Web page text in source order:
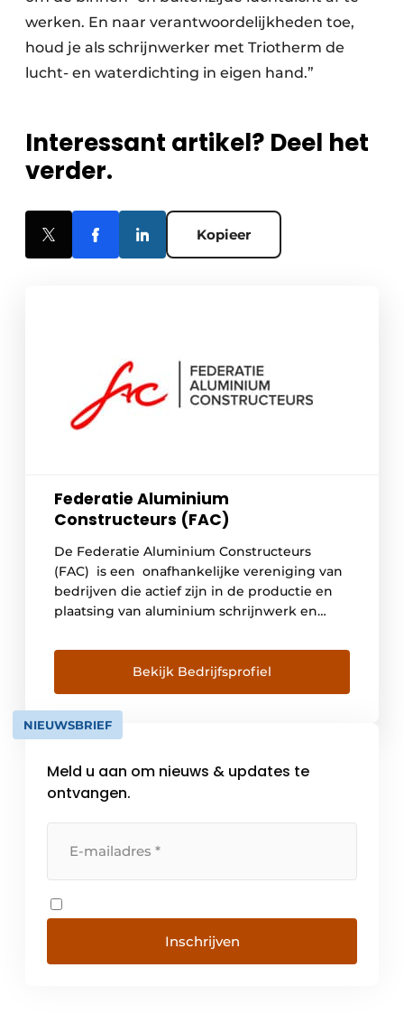
werken. En naar verantwoordelijkheden toe,
houd je als schrijnwerker met Triotherm de
lucht- en waterdichting in eigen hand.”
Interessant artikel? Deel het
verder.
Kopieer
Federatie Aluminium
Constructeurs (FAC)
De Federatie Aluminium Constructeurs
(FAC) is een onafhankelijke vereniging van
bedrijven die actief zijn in de productie en
plaatsing van aluminium schrijnwerk en
constructeurs die het FAC-keurmerk hebben
behaald en dus de hoogste
kwaliteitsnormen hanteren. Door het
bevorderen van een nauwe samenwerking
tussen haar leden en partners
Bekijk Bedrijfsprofiel
NIEUWSBRIEF
Meld u aan om nieuws & updates te
ontvangen.
Inschrijven